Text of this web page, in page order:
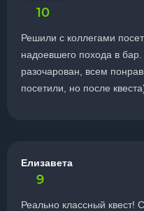
10
Решили с коллегами
надоевшего похода в
разочарован, всем
посетили, но после
Елизавета
9
Реально классный квест!